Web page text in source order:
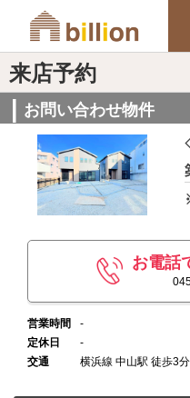
来店予約
お問い合わせ物件
お電話
営業時間
-
定休日
-
交通
横浜線 中山駅 徒歩3分